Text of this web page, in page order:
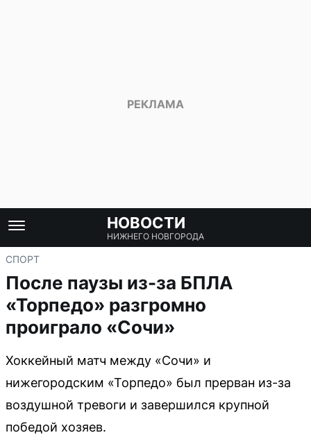
НОВОСТИ
НИЖНЕГО НОВГОРОДА
СПОРТ
После паузы из-за БПЛА
«Торпедо» разгромно
проиграло «Сочи»
Хоккейный матч между «Сочи» и
нижегородским «Торпедо» был прерван из-за
воздушной тревоги и завершился крупной
победой хозяев.